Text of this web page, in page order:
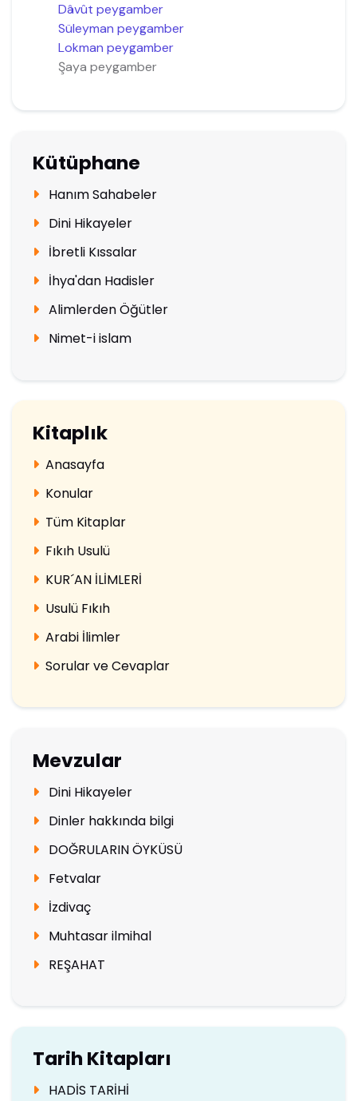
Dâvût peygamber
Süleyman peygamber
Lokman peygamber
Şaya peygamber
Kütüphane
Hanım Sahabeler
Dini Hikayeler
İbretli Kıssalar
İhya'dan Hadisler
Alimlerden Öğütler
Nimet-i islam
Kitaplık
Anasayfa
Konular
Tüm Kitaplar
Fıkıh Usulü
KUR´AN İLİMLERİ
Usulü Fıkıh
Arabi İlimler
Sorular ve Cevaplar
Mevzular
Dini Hikayeler
Dinler hakkında bilgi
DOĞRULARIN ÖYKÜSÜ
Fetvalar
İzdivaç
Muhtasar ilmihal
REŞAHAT
Tarih Kitapları
HADİS TARİHİ